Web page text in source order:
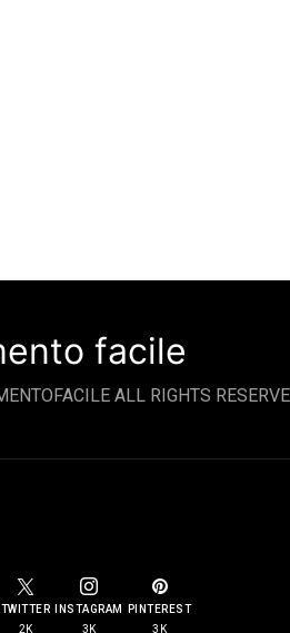
facile
ALL RIGHTS
TWITTER
2K
INSTAGRAM
3K
PINTEREST
3K